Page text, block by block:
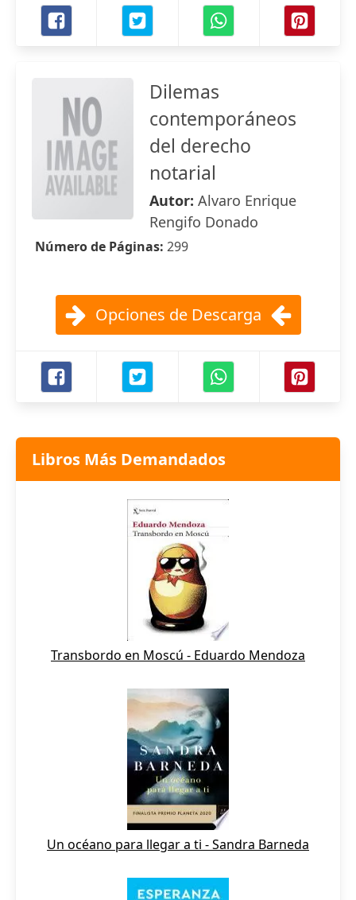
Dilemas
contemporáneos
del derecho
notarial
Autor: Alvaro Enrique
Rengifo Donado
Número de Páginas: 299
Opciones de Descarga
Libros Más Demandados
Transbordo en Moscú - Eduardo Mendoza
Un océano para llegar a ti - Sandra Barneda